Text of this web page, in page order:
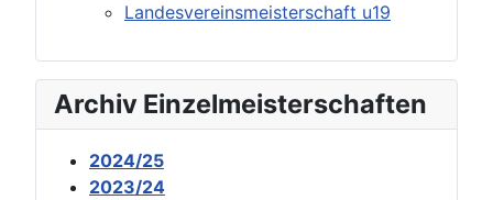
Landesvereinsmeisterschaft u19
Archiv Einzelmeisterschaften
2024/25
2023/24